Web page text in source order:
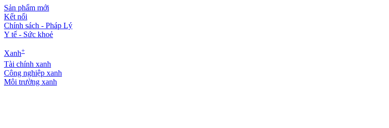
Sản phẩm mới
Kết nối
Chính sách - Pháp Lý
Y tế - Sức khoẻ
Xanh+
Tài chính xanh
Công nghiệp xanh
Môi trường xanh